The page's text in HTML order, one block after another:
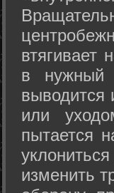
втягивает
в нужный
выводится
или
пытается
изменить